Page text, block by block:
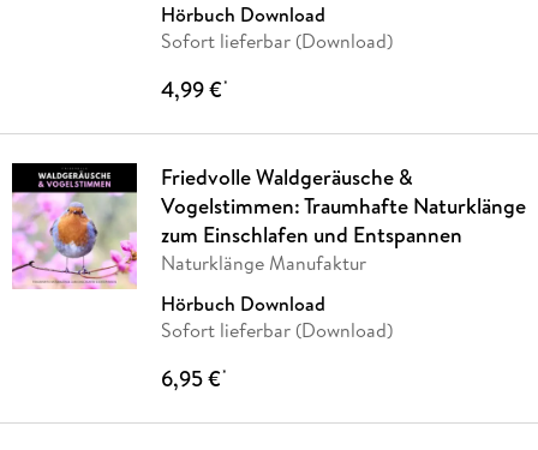
Hörbuch Download
Sofort lieferbar (Download)
4,99 €*
Friedvolle Waldgeräusche &
Vogelstimmen: Traumhafte Naturklänge
zum Einschlafen und Entspannen
Naturklänge Manufaktur
Hörbuch Download
Sofort lieferbar (Download)
6,95 €*